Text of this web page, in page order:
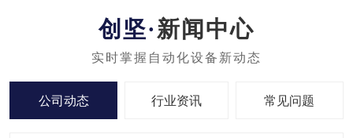
新闻中心
公司动态 行业资讯 常见问题